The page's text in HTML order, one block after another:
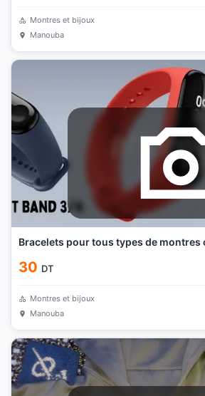
Montres et bijoux
Manouba
Bracelets pour tous types de montres
30 DT
Montres et bijoux
Manouba